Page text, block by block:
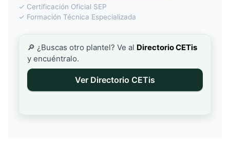
✓ Certificación Oficial SEP
✓ Formación Técnica Especializada
🔎 ¿Buscas otro plantel? Ve al Directorio CETis
y encuéntralo.
Ver Directorio CETis